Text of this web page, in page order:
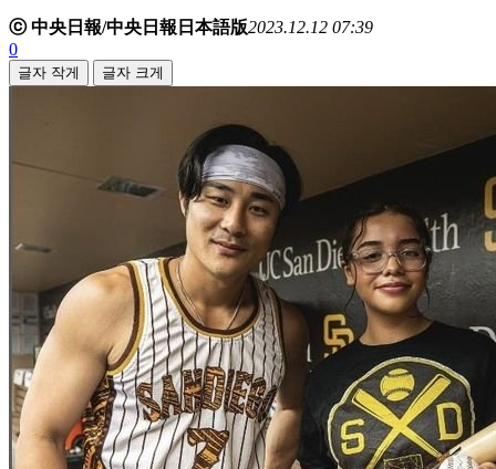
ⓒ 中央日報/中央日報日本語版2023.12.12 07:39
0
글자 작게 글자 크게